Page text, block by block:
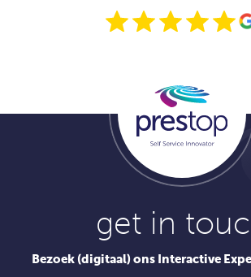
get in
Bezoek (digitaal) ons Interactive